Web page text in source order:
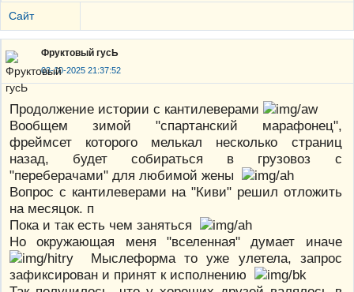
Сайт
Фруктовый гусЬ
03-10-2025 21:37:52
Продолжение истории с кантилеверами
Вообщем зимой "спартанский марафонец",
фреймсет которого мелькал несколько страниц
назад, будет собираться в грузовоз с
"переберачами" для любимой жены
Вопрос с кантилеверами на "Киви" решил отложить
на месяцок. п
Пока и так есть чем заняться
Но окружающая меня "вселенная" думает иначе
Мыслеформа то уже улетела, запрос
зафиксирован и принят к исполнению